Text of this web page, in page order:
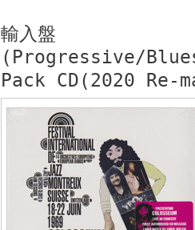
輸入盤
(Progressive/
Pack CD(2020